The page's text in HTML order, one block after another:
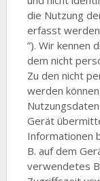
die Nutzung
erfasst
”). Wir kennen
dem nicht
Zu den nicht
werden
Gerät
Informationen
B. auf dem
verwendetes